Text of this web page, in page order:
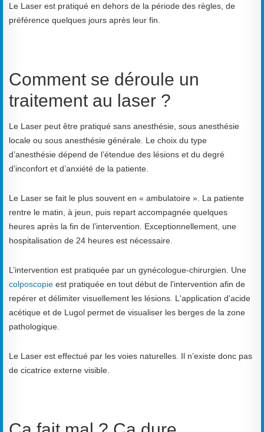
Le Laser est pratiqué en dehors de la période des règles, de
préférence quelques jours après leur fin.
Comment se déroule un
traitement au laser ?
Le Laser peut être pratiqué sans anesthésie, sous anesthésie
locale ou sous anesthésie générale. Le choix du type
d’anesthésie dépend de l’étendue des lésions et du degré
d’inconfort et d’anxiété de la patiente.
Le Laser se fait le plus souvent en « ambulatoire ». La patiente
rentre le matin, à jeun, puis repart accompagnée quelques
heures après la fin de l’intervention. Exceptionnellement, une
hospitalisation de 24 heures est nécessaire.
L’intervention est pratiquée par un gynécologue-chirurgien. Une
colposcopie est pratiquée en tout début de l'intervention afin de
repérer et délimiter visuellement les lésions. L'application d'acide
acétique et de Lugol permet de visualiser les berges de la zone
pathologique.
Le Laser est effectué par les voies naturelles. Il n’existe donc pas
de cicatrice externe visible.